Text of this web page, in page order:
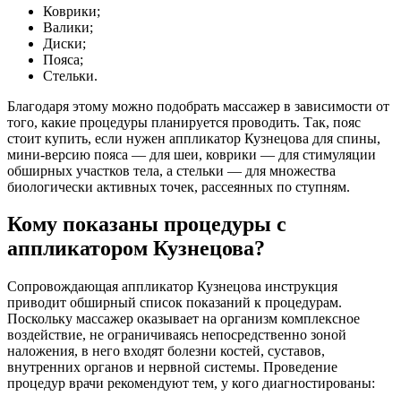
Коврики;
Валики;
Диски;
Пояса;
Стельки.
Благодаря этому можно подобрать массажер в зависимости от
того, какие процедуры планируется проводить. Так, пояс
стоит купить, если нужен аппликатор Кузнецова для спины,
мини-версию пояса — для шеи, коврики — для стимуляции
обширных участков тела, а стельки — для множества
биологически активных точек, рассеянных по ступням.
Кому показаны процедуры с
аппликатором Кузнецова?
Сопровождающая аппликатор Кузнецова инструкция
приводит обширный список показаний к процедурам.
Поскольку массажер оказывает на организм комплексное
воздействие, не ограничиваясь непосредственно зоной
наложения, в него входят болезни костей, суставов,
внутренних органов и нервной системы. Проведение
процедур врачи рекомендуют тем, у кого диагностированы: